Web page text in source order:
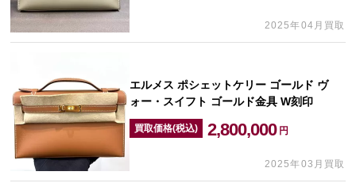
2025年04月買取
エルメス ポシェットケリー ゴールド ヴ
ォー・スイフト ゴールド金具 W刻印
買取価格(税込) 2,800,000 円
2025年03月買取